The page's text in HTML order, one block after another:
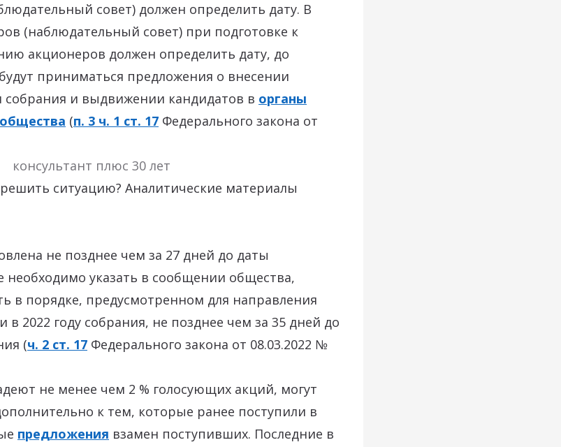
совет) должен определить дату. В
(наблюдательный совет) при подготовке к
акционеров должен определить дату, до
приниматься предложения о внесении
собрания и выдвижении кандидатов в органы
(п. 3 ч. 1 ст. 17 Федерального закона от
консультант плюс 30 лет
ситуацию? Аналитические материалы
не позднее чем за 27 дней до даты
необходимо указать в сообщении общества,
в порядке, предусмотренном для направления
2022 году собрания, не позднее чем за 35 дней до
(ч. 2 ст. 17 Федерального закона от 08.03.2022 №
не менее чем 2 % голосующих акций, могут
к тем, которые ранее поступили в
предложения взамен поступивших. Последние в